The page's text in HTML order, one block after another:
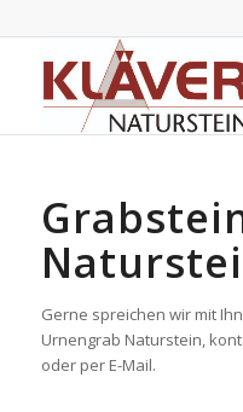
Gerne spreichen wir mit
Urnengrab Naturstein,
oder per E-Mail.